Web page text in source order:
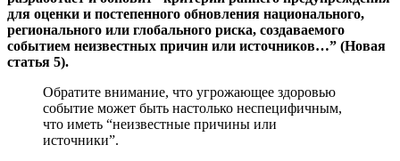
для оценки и постепенного обновления национального,
регионального или глобального риска, создаваемого
событием неизвестных причин или источников…” (Новая
статья 5).
Обратите внимание, что угрожающее здоровью
событие может быть настолько неспецифичным,
что иметь “неизвестные причины или
источники”.